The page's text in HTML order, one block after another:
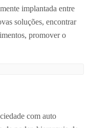
implantada entre
soluções, encontrar
promover o
com auto